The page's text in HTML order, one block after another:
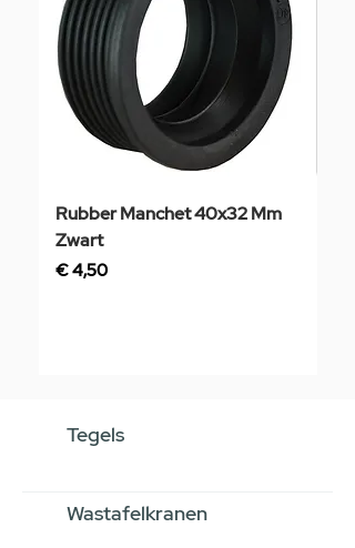
Rubber Manchet 40x32 Mm
Zwart
Prijs
€ 4,50
Tegels
Wastafelkranen